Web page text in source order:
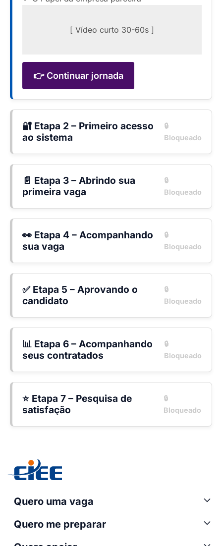
[ Vídeo curto 30-60s ]
👉 Continuar jornada
🔐 Etapa 2 – Primeiro acesso
ao sistema
🔒
Bloqueado
📄 Etapa 3 – Abrindo sua
primeira vaga
🔒
Bloqueado
👀 Etapa 4 – Acompanhando
sua vaga
🔒
Bloqueado
✅ Etapa 5 – Aprovando o
candidato
🔒
Bloqueado
📊 Etapa 6 – Acompanhando
seus contratados
🔒
Bloqueado
⭐ Etapa 7 – Pesquisa de
satisfação
🔒
Bloqueado
Quero uma vaga
Quero me preparar